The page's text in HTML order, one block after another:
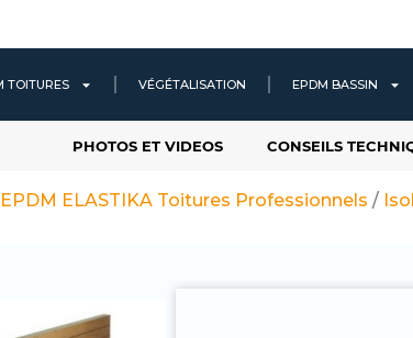
TOITURES VÉGÉTALISATION EPDM BASSIN
PHOTOS ET VIDEOS CONSEILS
EPDM ELASTIKA Toitures Professionnels /